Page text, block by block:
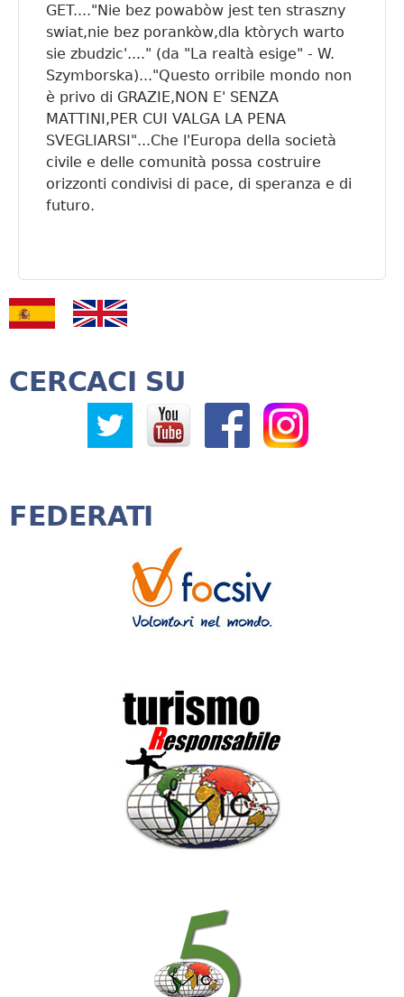
GET...."Nie bez powabòw jest ten straszny
swiat,nie bez porankòw,dla ktòrych warto
sie zbudzic'...." (da "La realtà esige" - W.
Szymborska)..."Questo orribile mondo non
è privo di GRAZIE,NON E' SENZA
MATTINI,PER CUI VALGA LA PENA
SVEGLIARSI"...Che l'Europa della società
civile e delle comunità possa costruire
orizzonti condivisi di pace, di speranza e di
futuro.
CERCACI SU
FEDERATI